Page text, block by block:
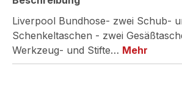
Liverpool Bundhose- zwei Schub-
Schenkeltaschen - zwei
Werkzeug- und Stifte… Mehr